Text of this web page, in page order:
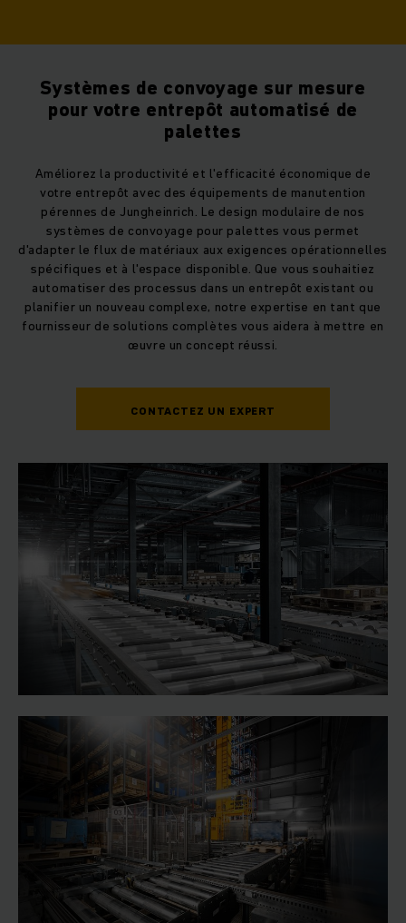
Systèmes de convoyage sur mesure
pour votre entrepôt automatisé de
palettes
Améliorez la productivité et l'efficacité économique de
votre entrepôt avec des équipements de manutention
pérennes de Jungheinrich. Le design modulaire de nos
systèmes de convoyage pour palettes vous permet
d'adapter le flux de matériaux aux exigences opérationnelles
spécifiques et à l'espace disponible. Que vous souhaitiez
automatiser des processus dans un entrepôt existant ou
planifier un nouveau complexe, notre expertise en tant que
fournisseur de solutions complètes vous aidera à mettre en
œuvre un concept réussi.
CONTACTEZ UN EXPERT